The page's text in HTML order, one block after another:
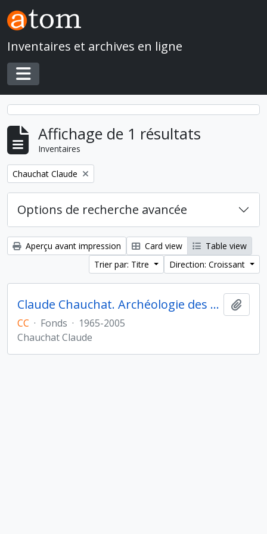
Skip to main content
Inventaires et archives en ligne
Toggle navigation
Affichage de 1 résultats
Inventaires
Remove filter:
Chauchat Claude
Options de recherche avancée
Aperçu avant impression Card view
Table view
Trier par: Titre
Direction: Croissant
Claude Chauchat. Archéologie des Amériques
CC · Fonds · 1965-2005
Chauchat Claude